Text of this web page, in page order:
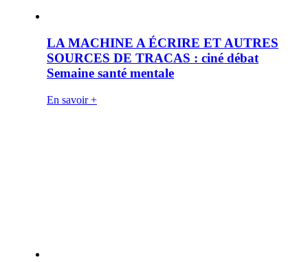
LA MACHINE A ÉCRIRE ET AUTRES
SOURCES DE TRACAS : ciné débat
Semaine santé mentale
En savoir +